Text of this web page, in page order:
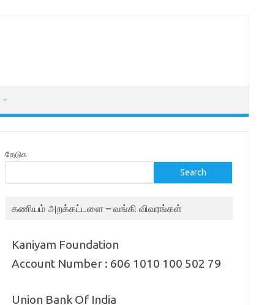
தேடுக
Search
கணியம் அறக்கட்டளை – வங்கி விவரங்கள்
Kaniyam Foundation
Account Number : 606 1010 100 502 79
Union Bank Of India